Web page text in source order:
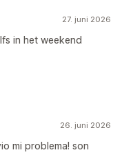
27. juni 2026
in het weekend
26. juni 2026
mi problema! son